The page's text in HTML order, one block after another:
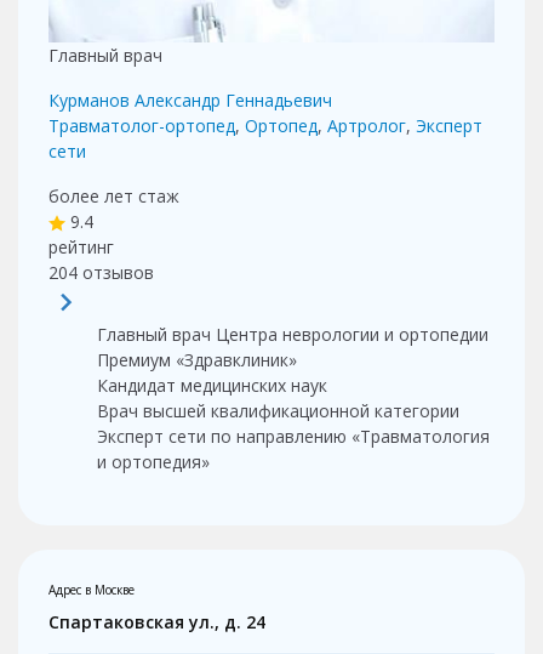
Главный врач
Курманов Александр Геннадьевич
Травматолог-ортопед, Ортопед, Артролог, Эксперт
сети
более лет стаж
9.4
рейтинг
204 отзывов
Главный врач Центра неврологии и ортопедии
Премиум «Здравклиник»
Кандидат медицинских наук
Врач высшей квалификационной категории
Эксперт сети по направлению «Травматология
и ортопедия»
Адрес в Москве
Спартаковская ул., д. 24